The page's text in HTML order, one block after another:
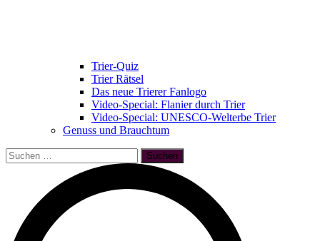
Trier-Quiz
Trier Rätsel
Das neue Trierer Fanlogo
Video-Special: Flanier durch Trier
Video-Special: UNESCO-Welterbe Trier
Genuss und Brauchtum
Suchen
nach: